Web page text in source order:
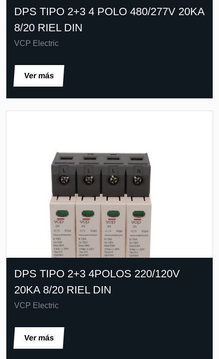
DPS TIPO 2+3 4 POLO 480/277V 20KA
8/20 RIEL DIN
VCP Electric
Ver más
DPS TIPO 2+3 4POLOS 220/120V
20KA 8/20 RIEL DIN
VCP Electric
Ver más